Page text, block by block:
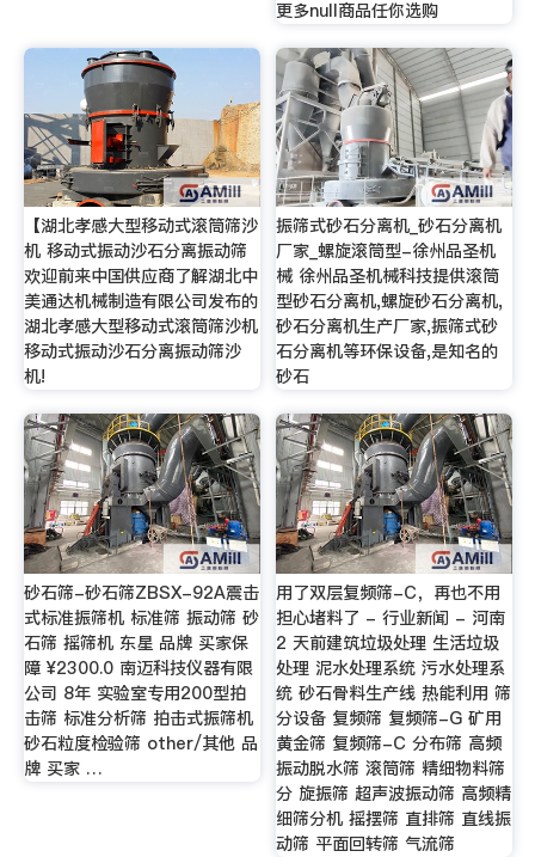
更多null商品任你选购
【湖北孝感大型移动式滚筒筛沙
机 移动式振动沙石分离振动筛
欢迎前来中国供应商了解湖北中
美通达机械制造有限公司发布的
湖北孝感大型移动式滚筒筛沙机
移动式振动沙石分离振动筛沙
机!
振筛式砂石分离机_砂石分离机
厂家_螺旋滚筒型-徐州品圣机
械 徐州品圣机械科技提供滚筒
型砂石分离机,螺旋砂石分离机,
砂石分离机生产厂家,振筛式砂
石分离机等环保设备,是知名的
砂石
砂石筛-砂石筛ZBSX-92A震击
式标准振筛机 标准筛 振动筛 砂
石筛 摇筛机 东星 品牌 买家保
障 ¥2300.0 南迈科技仪器有限
公司 8年 实验室专用200型拍
击筛 标准分析筛 拍击式振筛机
砂石粒度检验筛 other/其他 品
牌 买家 …
用了双层复频筛-C，再也不用
担心堵料了 - 行业新闻 - 河南
2 天前建筑垃圾处理 生活垃圾
处理 泥水处理系统 污水处理系
统 砂石骨料生产线 热能利用 筛
分设备 复频筛 复频筛-G 矿用
黄金筛 复频筛-C 分布筛 高频
振动脱水筛 滚筒筛 精细物料筛
分 旋振筛 超声波振动筛 高频精
细筛分机 摇摆筛 直排筛 直线振
动筛 平面回转筛 气流筛